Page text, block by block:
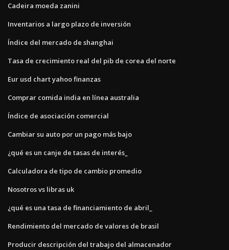
Cadeira moeda zanini
Inventarios a largo plazo de inversión
Índice del mercado de shanghai
Tasa de crecimiento real del pib de corea del norte
Eur usd chart yahoo finanzas
Comprar comida india en línea australia
Índice de asociación comercial
Cambiar su auto por un pago más bajo
¿qué es un canje de tasas de interés_
Calculadora de tipo de cambio promedio
Nosotros vs libras uk
¿qué es una tasa de financiamiento de abril_
Rendimiento del mercado de valores de brasil
Producir descripción del trabajo del almacenador